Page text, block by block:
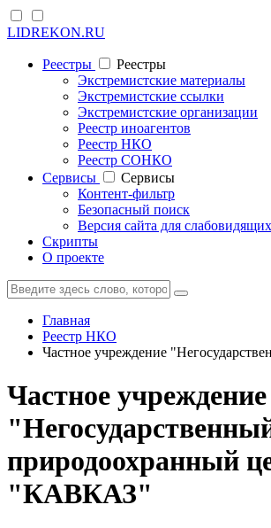
LIDREKON.RU
Реестры
Реестры
Экстремистские материалы
Экстремистские ссылки
Экстремистские организации
Реестр иноагентов
Реестр НКО
Реестр СОНКО
Cервисы
Cервисы
Контент-фильтр
Безопасный поиск
Версия сайта для слабовидящих
Скрипты
О проекте
Главная
Реестр НКО
Частное учреждение
Частное учреждение
природоохранный
"КАВКАЗ"